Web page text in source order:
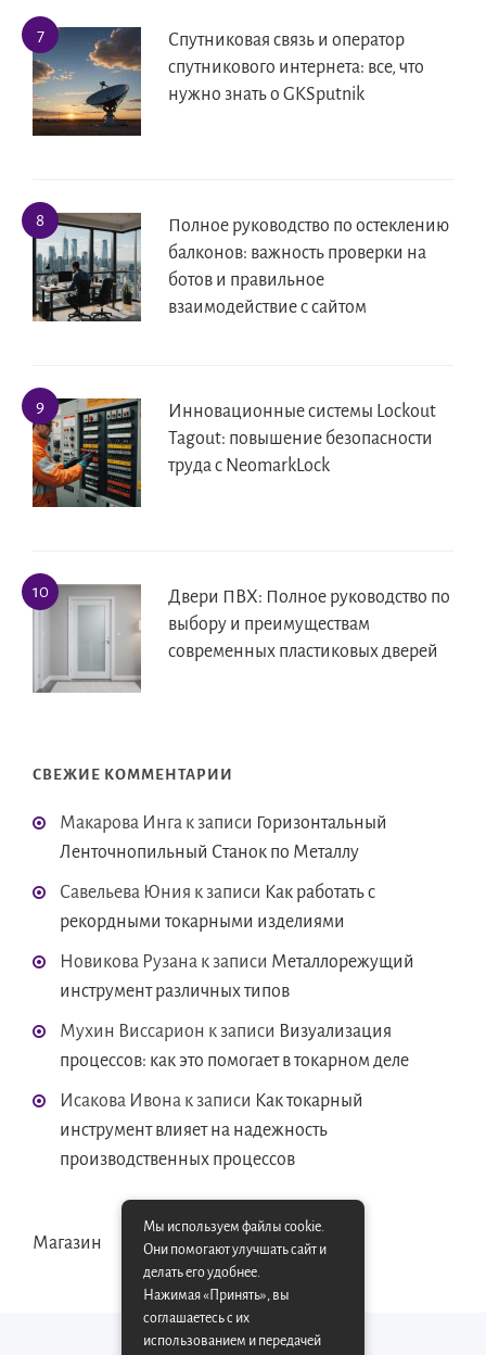
Спутниковая связь и оператор
спутникового интернета: все, что
нужно знать о GKSputnik
Полное руководство по остеклению
балконов: важность проверки на
ботов и правильное
взаимодействие с сайтом
Инновационные системы Lockout
Tagout: повышение безопасности
труда с NeomarkLock
Двери ПВХ: Полное руководство по
выбору и преимуществам
современных пластиковых дверей
СВЕЖИЕ КОММЕНТАРИИ
Макарова Инга к записи Горизонтальный
Ленточнопильный Станок по Металлу
Савельева Юния к записи Как работать с
рекордными токарными изделиями
Новикова Рузана к записи Металлорежущий
инструмент различных типов
Мухин Виссарион к записи Визуализация
процессов: как это помогает в токарном деле
Исакова Ивона к записи Как токарный
инструмент влияет на надежность
производственных процессов
Магазин
Мы используем файлы cookie.
Они помогают улучшать сайт и
делать его удобнее.
Нажимая «Принять», вы
соглашаетесь с их
использованием и передачей